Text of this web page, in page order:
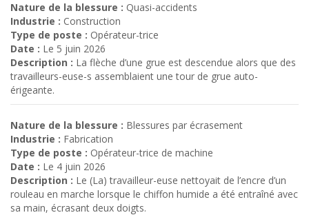
Nature de la blessure : Quasi-accidents
Industrie : Construction
Type de poste : Opérateur-trice
Date : Le 5 juin 2026
Description : La flèche d’une grue est descendue alors que des
travailleurs-euse-s assemblaient une tour de grue auto-
érigeante.
Nature de la blessure : Blessures par écrasement
Industrie : Fabrication
Type de poste : Opérateur-trice de machine
Date : Le 4 juin 2026
Description : Le (La) travailleur-euse nettoyait de l’encre d’un
rouleau en marche lorsque le chiffon humide a été entraîné avec
sa main, écrasant deux doigts.